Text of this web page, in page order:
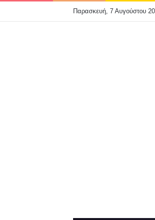
Παρασκευή, 7 Αυγούστου